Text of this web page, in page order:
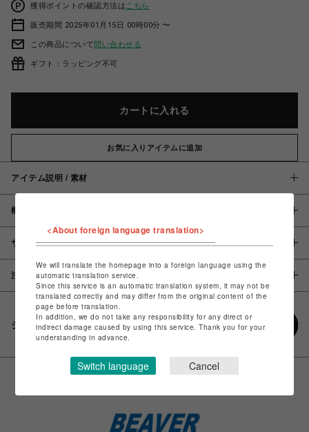
獲得ポイントの確認方法は こちら
販売期間 2025年01月15日 00時00分 〜
この商品について問い合わせる
ギフト：ラッピング不可
カートに入れる
お気に入りアイテムに追加
アイテム説明 / 素材
概要
サイズ
注意事項
シェアする
<About foreign language translation>
We will translate the homepage into a foreign language using the
automatic translation service.
Since this service is an automatic translation system, it may not be
translated correctly and may differ from the original content of the
page before translation.
In addition, we do not take any responsibility for any direct or
indirect damage caused by using this service. Thank you for your
understanding in advance.
Switch language Cancel